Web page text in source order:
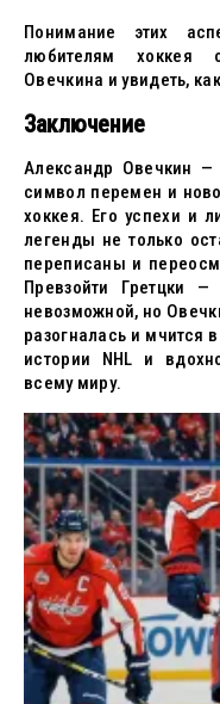
Понимание этих
любителям хоккея
Овечкина и увидеть,
Заключение
Александр Овечкин —
символ перемен и
хоккея. Его успехи и
легенды не только
переписаны и
Превзойти Гретцки —
невозможной, но
разогналась и мчится
истории NHL и
всему миру.